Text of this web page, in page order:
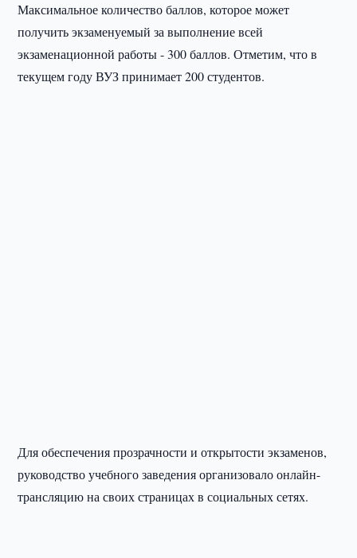
Максимальное количество баллов, которое может
получить экзаменуемый за выполнение всей
экзаменационной работы - 300 баллов. Отметим, что в
текущем году ВУЗ принимает 200 студентов.
Для обеспечения прозрачности и открытости экзаменов,
руководство учебного заведения организовало онлайн-
трансляцию на своих страницах в социальных сетях.